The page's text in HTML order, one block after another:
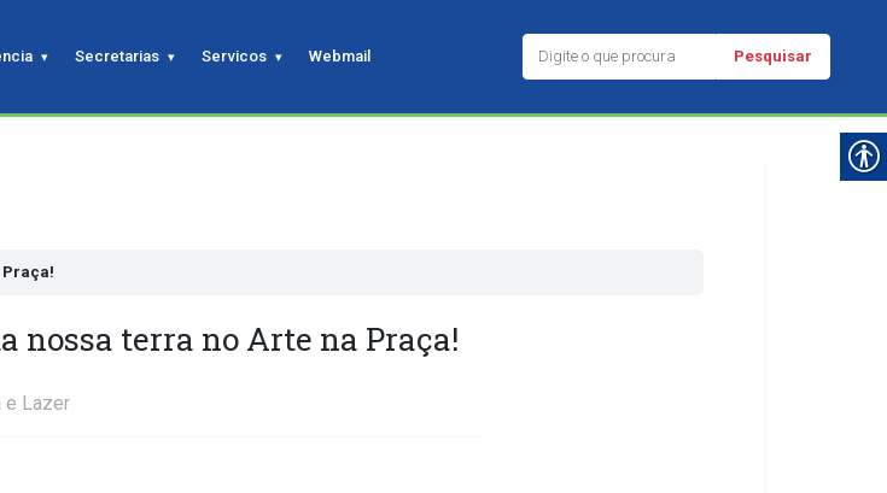
Secretarias Servicos Webmail Pesquisar
Praça!
nossa terra no Arte na Praça!
e Lazer